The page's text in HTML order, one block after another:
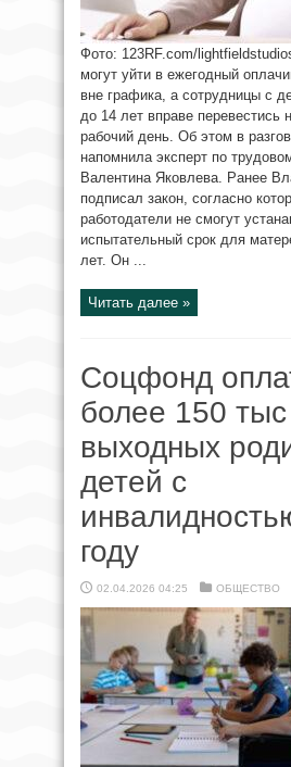
Фото: 123RF.com/
могут уйти в ежегодный
вне графика, а сотрудницы с
до 14 лет вправе перевестись
рабочий день. Об этом в
напомнила эксперт по
Валентина Яковлева. Ранее
подписал закон, согласно
работодатели не смогут
испытательный срок для
лет. Он ...
Читать далее »
Соцфонд
более 150 тыс
выходных
детей с
году
02.04.2026 04:25 ОБЩЕСТВО